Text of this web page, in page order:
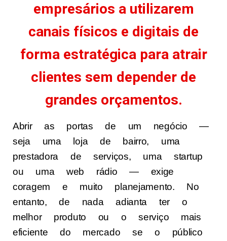
empresários a utilizarem
canais físicos e digitais de
forma estratégica para atrair
clientes sem depender de
grandes orçamentos.
Abrir as portas de um negócio —
seja uma loja de bairro, uma
prestadora de serviços, uma startup
ou uma web rádio — exige
coragem e muito planejamento. No
entanto, de nada adianta ter o
melhor produto ou o serviço mais
eficiente do mercado se o público